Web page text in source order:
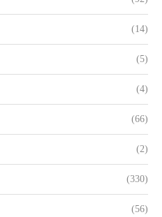
(14)
(5)
(4)
(66)
(2)
(330)
(56)